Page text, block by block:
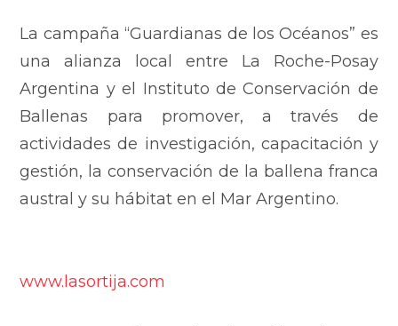
La campaña “Guardianas de los Océanos” es
una alianza local entre La Roche-Posay
Argentina y el Instituto de Conservación de
Ballenas para promover, a través de
actividades de investigación, capacitación y
gestión, la conservación de la ballena franca
austral y su hábitat en el Mar Argentino.
www.lasortija.com